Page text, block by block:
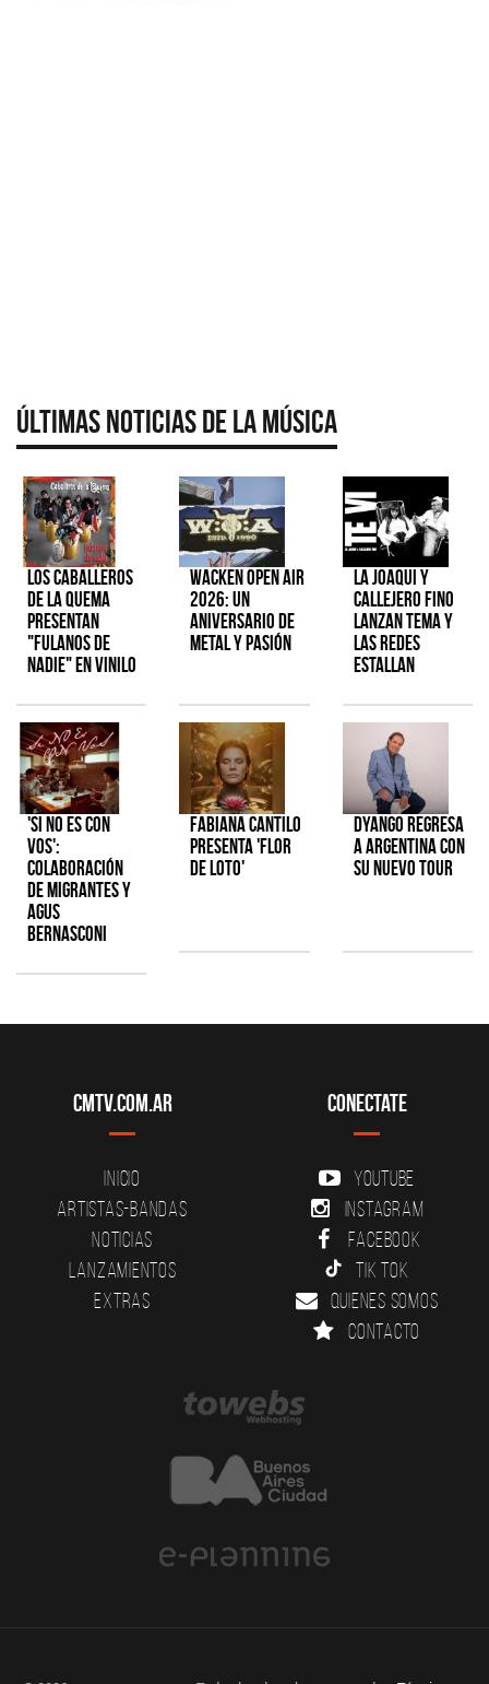
Últimas Noticias de la Música
Los Caballeros
de la Quema
presentan
"Fulanos de
Nadie" en vinilo
Wacken Open Air
2026: Un
aniversario de
metal y pasión
La Joaqui y
Callejero Fino
lanzan tema y
las redes
estallan
'Si No Es Con
Vos':
colaboración
de Migrantes y
Agus
Bernasconi
Fabiana Cantilo
presenta 'Flor
de Loto'
Dyango regresa
a Argentina con
su nuevo tour
CMTV.com.ar
Inicio
Artistas-Bandas
Noticias
Lanzamientos
Extras
Conectate
YouTube
Instagram
Facebook
Tik Tok
Quienes somos
Contacto